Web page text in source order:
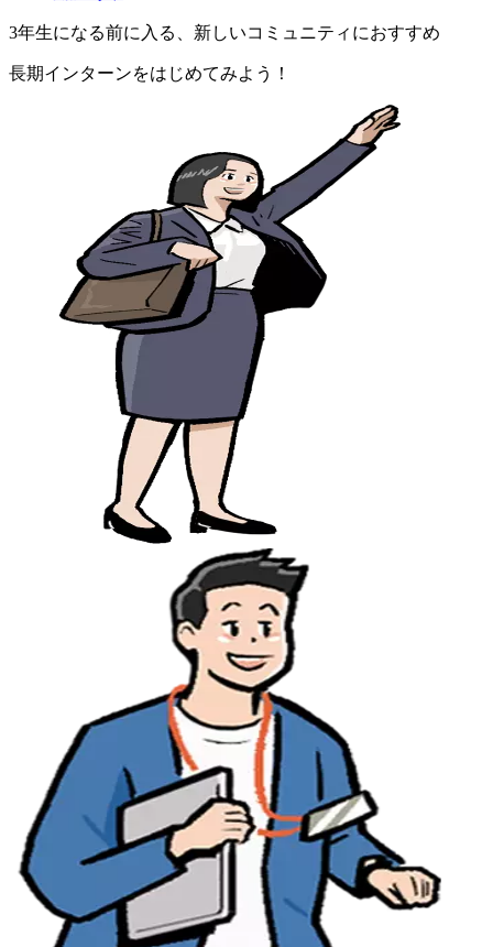
3年生になる前に入る、 新しいコミュニティにおすすめ
長期インターンをはじめてみよう！